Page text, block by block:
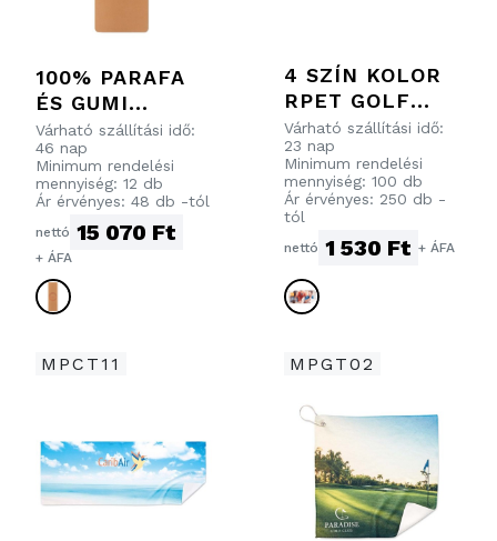
100% PARAFA
ÉS GUMI
JÓGASZŐNYEG
Várható szállítási idő:
46 nap
Minimum rendelési
mennyiség: 12 db
Ár érvényes: 48 db -tól
nettó 15 070 Ft
+ ÁFA
4 SZÍN KOLOR
RPET GOLF
TÖRÖLKÖZŐ.
Várható szállítási idő:
23 nap
Minimum rendelési
mennyiség: 100 db
Ár érvényes: 250 db -
tól
nettó 1 530 Ft + ÁFA
MPCT11 MPGT02